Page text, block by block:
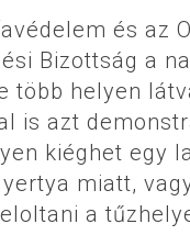
és az
Bizottság a
több helyen
is azt
kiéghet egy
miatt,
a